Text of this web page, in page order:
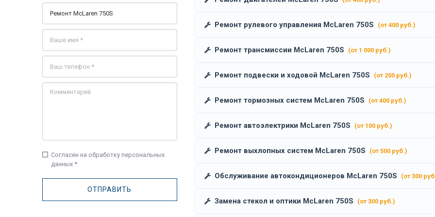
Ремонт рулевого управления McLaren 750S (от 400 руб.)
Ремонт трансмиссии McLaren 750S (от 1 000 руб.)
Ремонт подвески и ходовой McLaren 750S (от 200 руб.)
Ремонт тормозных систем McLaren 750S (от 400 руб.)
Ремонт автоэлектрики McLaren 750S (от 100 руб.)
Ремонт выхлопных систем McLaren 750S (от 500 руб.)
Обслуживание автокондиционеров McLaren 750S (от 300
Замена стекол и оптики McLaren 750S (от 300 руб.)
check_box_outline_blank Согласен на обработку персональных
данных *